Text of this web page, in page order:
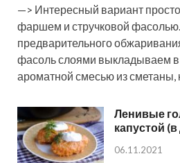
—> Интересный вариант
фаршем и стручковой фасолью.
предварительного
фасоль слоями выкладываем
ароматной смесью из сметаны,
Ленивые
капустой
06.11.2021